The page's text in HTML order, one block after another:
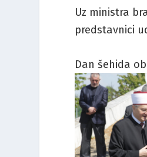
Uz ministra
predstavnici
Dan šehida